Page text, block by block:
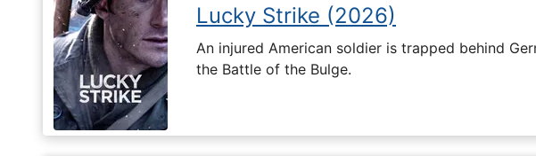
Lucky Strike (2026)
An injured American soldier is trapped behind
the Battle of the Bulge.